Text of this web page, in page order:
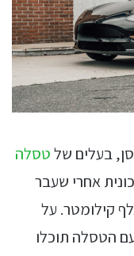
טסלה
אחרי שעבר
ממאה אלף מייל או 160 אלף קילומטר. על
הטסלה תוכלו